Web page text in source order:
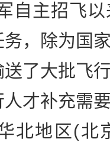
自主招飞
，除为国
了大批飞
才补充需
北地区(北